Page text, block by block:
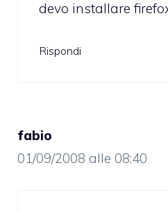
devo installare
Rispondi
fabio
01/09/2008 alle 08:40